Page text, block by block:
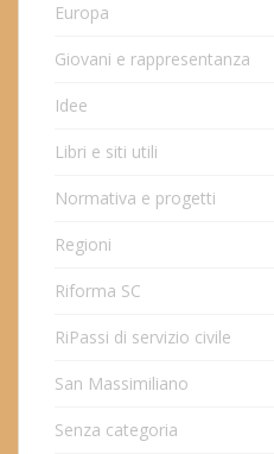
Europa
Giovani e rappresentanza
Idee
Libri e siti utili
Normativa e progetti
Regioni
Riforma SC
RiPassi di servizio civile
San Massimiliano
Senza categoria